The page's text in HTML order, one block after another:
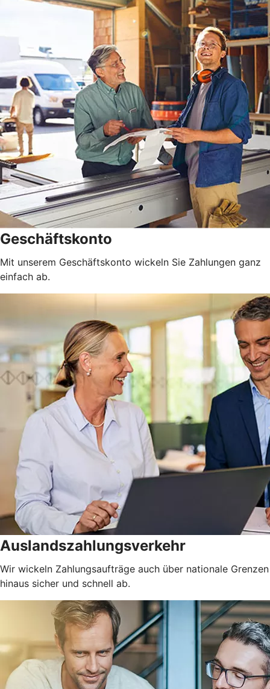
Geschäftskonto
Mit unserem Geschäftskonto wickeln Sie Zahlungen ganz
einfach ab.
Auslandszahlungsverkehr
Wir wickeln Zahlungsaufträge auch über nationale Grenzen
hinaus sicher und schnell ab.